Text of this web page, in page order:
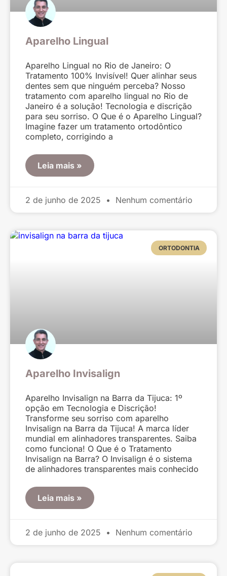
Aparelho Lingual
Aparelho Lingual no Rio de Janeiro: O
Tratamento 100% Invisível! Quer alinhar seus
dentes sem que ninguém perceba? Nosso
tratamento com aparelho lingual no Rio de
Janeiro é a solução! Tecnologia e discrição
para seu sorriso. O Que é o Aparelho Lingual?
Imagine fazer um tratamento ortodôntico
completo, corrigindo a
Leia mais »
2 de junho de 2025 Nenhum comentário
ORTODONTIA
Aparelho Invisalign
Aparelho Invisalign na Barra da Tijuca: 1º
opção em Tecnologia e Discrição!
Transforme seu sorriso com aparelho
Invisalign na Barra da Tijuca! A marca líder
mundial em alinhadores transparentes. Saiba
como funciona! O Que é o Tratamento
Invisalign na Barra? O Invisalign é o sistema
de alinhadores transparentes mais conhecido
Leia mais »
2 de junho de 2025 Nenhum comentário